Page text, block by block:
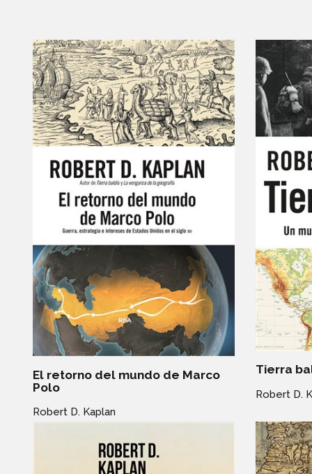
El retorno del mundo de Marco
Polo
Robert D. Kaplan
Tierra
Robert D.